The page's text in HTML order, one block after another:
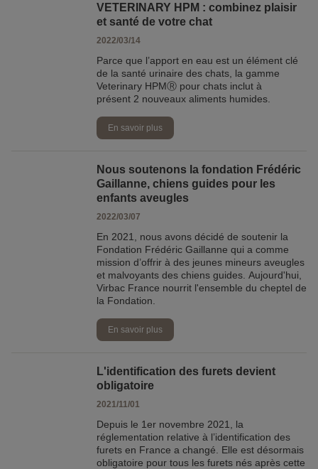
VETERINARY HPM : combinez plaisir
et santé de votre chat
2022/03/14
Parce que l’apport en eau est un élément clé
de la santé urinaire des chats, la gamme
Veterinary HPMⓇ pour chats inclut à
présent 2 nouveaux aliments humides.
En savoir plus
Nous soutenons la fondation Frédéric
Gaillanne, chiens guides pour les
enfants aveugles
2022/03/07
En 2021, nous avons décidé de soutenir la
Fondation Frédéric Gaillanne qui a comme
mission d’offrir à des jeunes mineurs aveugles
et malvoyants des chiens guides. Aujourd'hui,
Virbac France nourrit l'ensemble du cheptel de
la Fondation.
En savoir plus
L'identification des furets devient
obligatoire
2021/11/01
Depuis le 1er novembre 2021, la
réglementation relative à l’identification des
furets en France a changé. Elle est désormais
obligatoire pour tous les furets nés après cette